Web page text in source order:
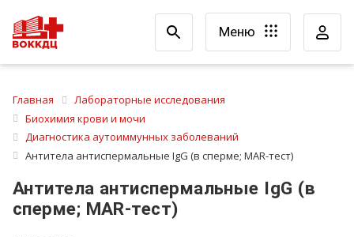
Меню
Главная
Лабораторные исследования
Биохимия крови и мочи
Диагностика аутоиммунных заболеваний
Антитела антиспермальные IgG (в сперме; MAR-тест)
Антитела антиспермальные IgG (в
сперме; MAR-тест)